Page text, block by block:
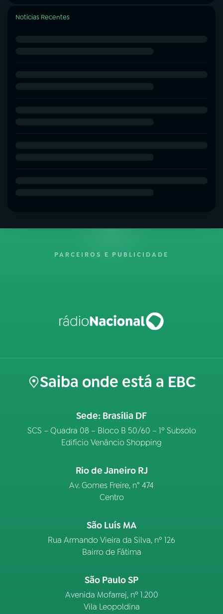
Notícias Recentes
PARCEIROS E PUBLICIDADE
Saiba onde está a EBC
Sede: Brasília DF
SCS – Quadra 08 – Bloco B 50/60 – 1º Subsolo
Edifício Venâncio Shopping
Rio de Janeiro RJ
Av. Gomes Freire, n° 474
Centro
São Luís MA
Rua Armando Vieira da Silva, nº 126
Bairro de Fátima
São Paulo SP
Avenida Mofarrej, nº 1.200
Vila Leopoldina